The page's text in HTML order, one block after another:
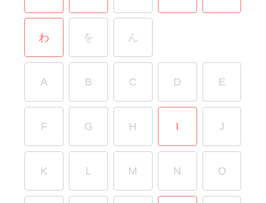
わ を ん
A B C D E
F G H I J
K L M N O